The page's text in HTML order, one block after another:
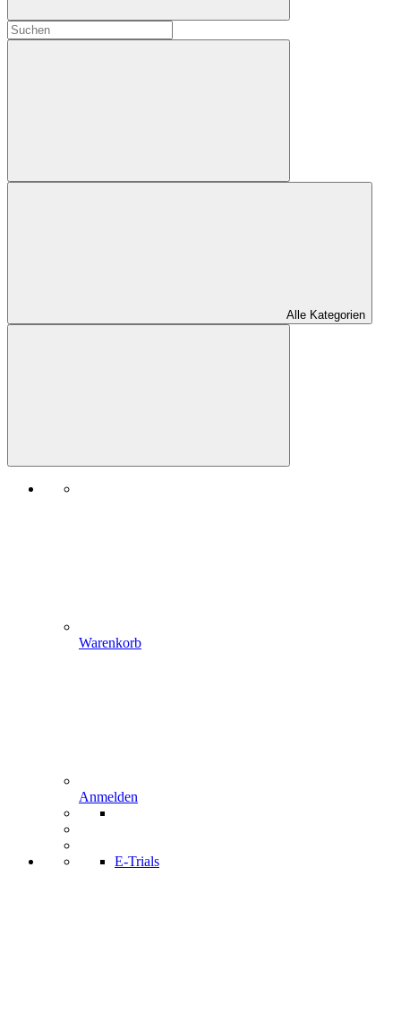
Alle Kategorien
Warenkorb
Anmelden
E-Trials